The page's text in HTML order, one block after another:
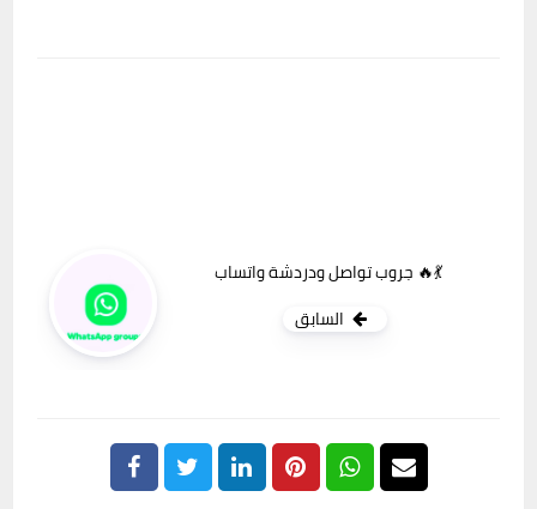
جروب تواصل ودردشة واتساب 🔥💃
السابق